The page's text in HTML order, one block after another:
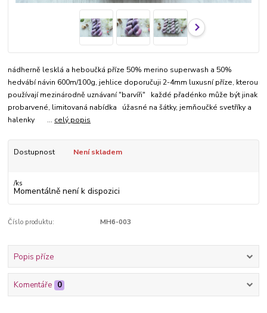
nádherně lesklá a heboučká příze 50% merino superwash a 50%
hedvábí návin 600m/100g, jehlice doporučuji 2-4mm luxusní příze, kterou
používají mezinárodně uznávaní "barvíři" každé přadénko může být jinak
probarvené, limitovaná nabídka úžasné na šátky, jemňoučké svetříky a
halenky ... celý popis
Dostupnost Není skladem
/ks
Momentálně není k dispozici
Číslo produktu: MH6-003
Popis příze
Komentáře 0